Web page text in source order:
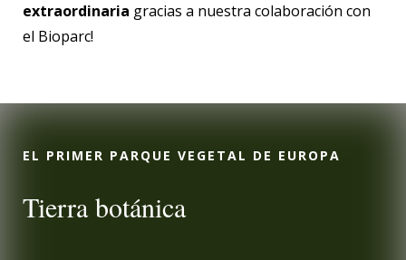
extraordinaria gracias a nuestra colaboración con
el Bioparc!
EL PRIMER PARQUE VEGETAL DE EUROPA
Tierra botánica